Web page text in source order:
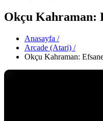
Okçu Kahraman:
Anasayfa /
Arcade (Atari) /
Okçu Kahraman: